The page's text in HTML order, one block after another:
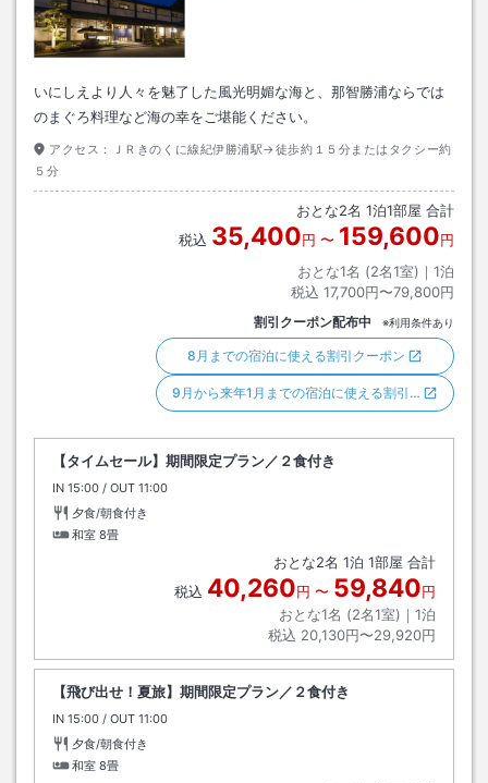
いにしえより人々を魅了した風光明媚な海と、那智勝浦ならでは
のまぐろ料理など海の幸をご堪能ください。
アクセス：
ＪＲきのくに線紀伊勝浦駅→徒歩約１５分またはタクシー約
５分
おとな2名 1泊1部屋 合計
税込 35,400円 〜 159,600円
おとな1名 (2名1室)｜ 1泊
税込 17,700円〜79,800円
割引クーポン配布中 ※利用条件あり
8月までの宿泊に使える割引クーポン
9月から来年1月までの宿泊に使える割引…
【タイムセール】期間限定プラン／２食付き
IN チェックイン
15:00 / OUT チェックアウト
11:00
夕食/朝食付き
和室 8畳
おとな2名 1泊 1部屋 合計
税込 40,260円 〜 59,840円
おとな1名 (2名1室)｜ 1泊
税込 20,130円〜29,920円
【飛び出せ！夏旅】期間限定プラン／２食付き
IN チェックイン
15:00 / OUT チェックアウト
11:00
夕食/朝食付き
和室 8畳